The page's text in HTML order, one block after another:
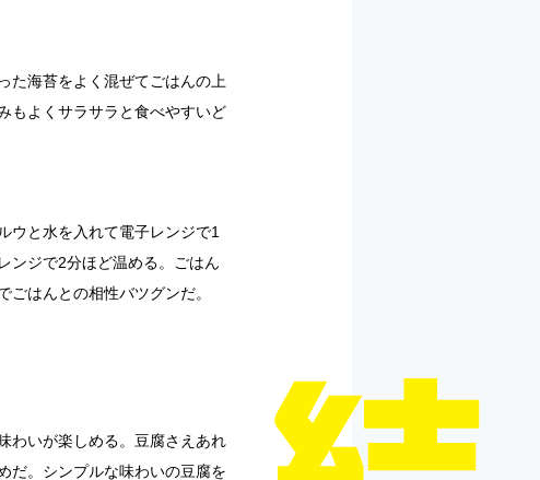
た海苔をよく混ぜてごはんの上
もよくサラサラと食べやすいど
ウと水を入れて電子レンジで1
ンジで2分ほど温める。ごはん
はんとの相性バツグンだ。
わいが楽しめる。豆腐さえあれ
だ。シンプルな味わいの豆腐を